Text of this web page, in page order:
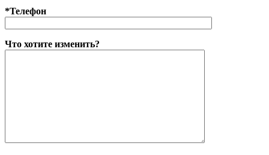
*Телефон
Что хотите изменить?